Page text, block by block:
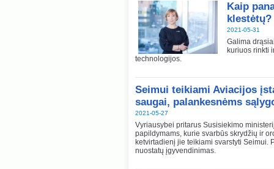
Kaip
klestėtų?
2021-05-31
Galima
kuriuos rinkti
technologijos.
Seimui teikiami Aviacijos
saugai, palankesnėms
2021-05-27
Vyriausybei pritarus Susisiekimo
papildymams, kurie svarbūs skrydžių ir
ketvirtadienį jie teikiami svarstyti Seimui.
nuostatų įgyvendinimas.